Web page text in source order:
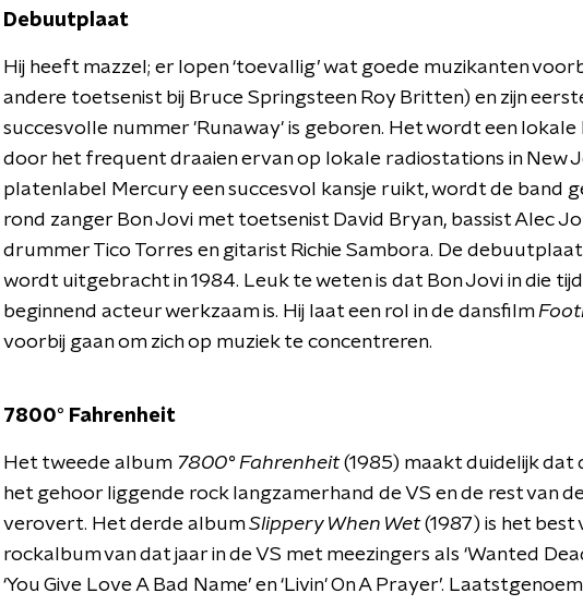
Debuutplaat
Hij heeft mazzel; er lopen ‘toevallig’ wat goede muzikanten
andere toetsenist bij Bruce Springsteen Roy Britten) en zijn
succesvolle nummer 'Runaway' is geboren. Het wordt een lokale
door het frequent draaien ervan op lokale radiostations in New
platenlabel Mercury een succesvol kansje ruikt, wordt de band
rond zanger Bon Jovi met toetsenist David Bryan, bassist Alec
drummer Tico Torres en gitarist Richie Sambora. De
wordt uitgebracht in 1984. Leuk te weten is dat Bon Jovi in die
beginnend acteur werkzaam is. Hij laat een rol in de dansfilm
voorbij gaan om zich op muziek te concentreren.
7800° Fahrenheit
Het tweede album 7800° Fahrenheit(1985) maakt duidelijk dat
het gehoor liggende rock langzamerhand de VS en de rest van
verovert. Het derde albumSlippery When Wet(1987) is het best
rockalbum van dat jaar in de VS met meezingers als ‘Wanted
‘You Give Love A Bad Name’ en ‘Livin' On A Prayer’.